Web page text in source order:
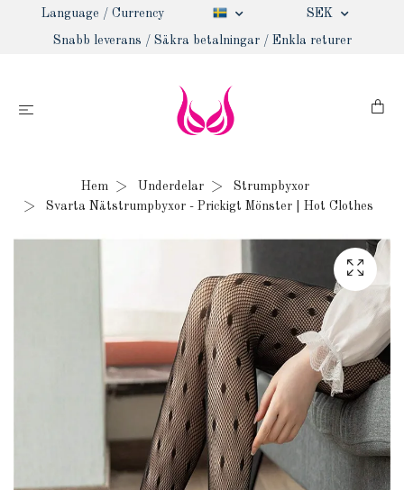
Language / Currency SEK
Snabb leverans / Säkra betalningar / Enkla returer
Hem Underdelar
Strumpbyxor
Svarta Nätstrumpbyxor - Prickigt Mönster | Hot Clothes